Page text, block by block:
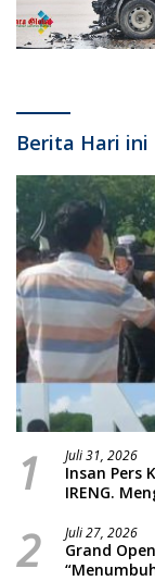
Berita Hari ini
1 Juli 31, 2026
Insan Pers
IRENG.
2 Juli 27, 2026
Grand